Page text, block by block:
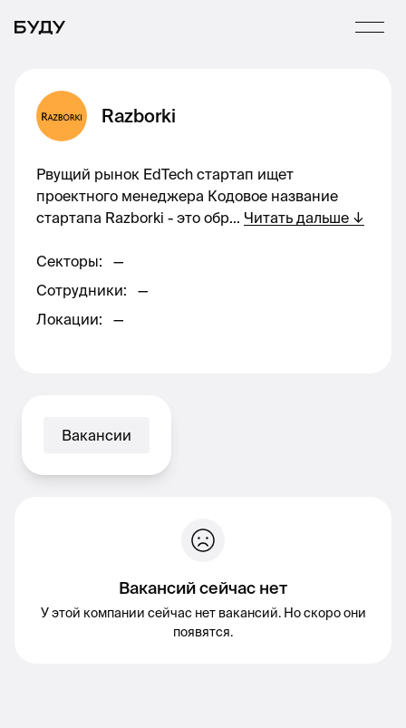
Razborki
Рвущий рынок EdTech стартап ищет
проектного менеджера Кодовое название
стартапа Razborki - это обр... Читать дальше ↓
Секторы:
—
Сотрудники:
—
Локации: —
Вакансии
Вакансий сейчас нет
У этой компании сейчас нет вакансий. Но скоро они
появятся.